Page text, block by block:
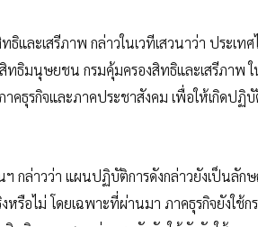
ะเสรีภาพ กล่าวในเวทีเสวนาว่า ประเท
ทธิมนุษยชน กรมคุ้มครองสิทธิและเสรีภาพ
คธุรกิจและภาคประชาสังคม เพื่อให้เกิดปฏิ
ล่าวว่า แผนปฏิบัติการดังกล่าวยังเป็นลักษ
หรือไม่ โดยเฉพาะที่ผ่านมา ภาคธุรกิจยังใ